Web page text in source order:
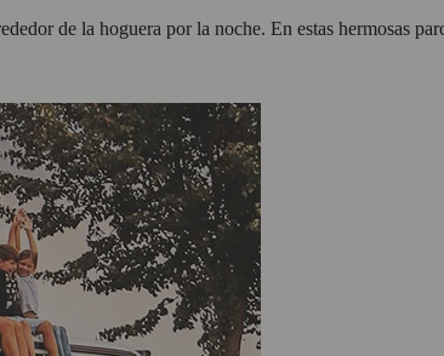
de la hoguera por la noche. En estas hermosas